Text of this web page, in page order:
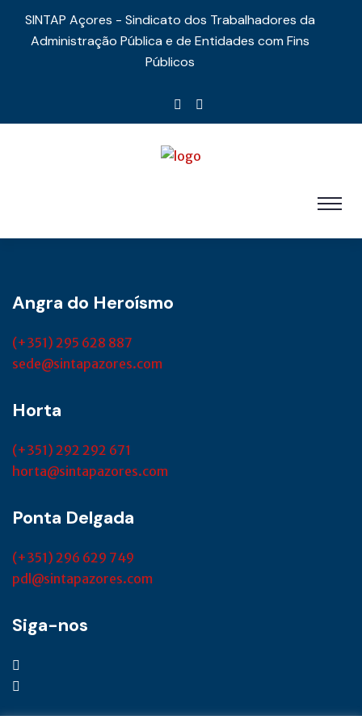
SINTAP Açores - Sindicato dos Trabalhadores da
Administração Pública e de Entidades com Fins
Públicos
Angra do Heroísmo
(+351) 295 628 887
sede@sintapazores.com
Horta
(+351) 292 292 671
horta@sintapazores.com
Ponta Delgada
(+351) 296 629 749
pdl@sintapazores.com
Siga-nos